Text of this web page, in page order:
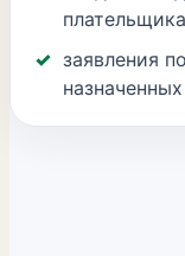
плательщика
заявления